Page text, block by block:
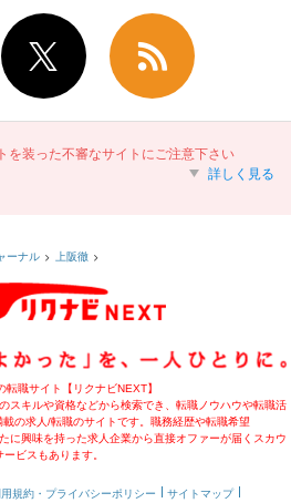
を装った不審なサイトにご注意下さい
詳しく見る
ーナル 上阪徹
転職サイト【リクナビNEXT】
スキルや資格などから検索でき、転職ノウハウや転職活
の求人/転職のサイトです。職務経歴や転職希望
に興味を持った求人企業から直接オファーが届くスカウ
ービスもあります。
規約・プライバシーポリシー サイトマップ